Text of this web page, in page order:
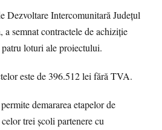
Dezvoltare Intercomunitară Județul
a semnat contractele de achiziție
loturi ale proiectului.
este de 396.512 lei fără TVA.
demararea etapelor de
trei școli partenere cu